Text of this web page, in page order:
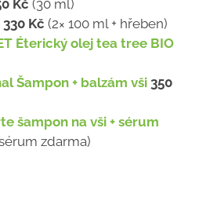
Kč (30 ml)
330 Kč (2× 100 ml + hřeben)
Éterický olej tea tree BIO
Šampon + balzám vši 350
šampon na vši + sérum
zdarma)